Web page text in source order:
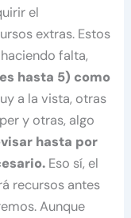
el
extras. Estos
falta,
hasta 5) como
a la vista, otras
y otras, algo
hasta por
Eso sí, el
recursos antes
Aunque